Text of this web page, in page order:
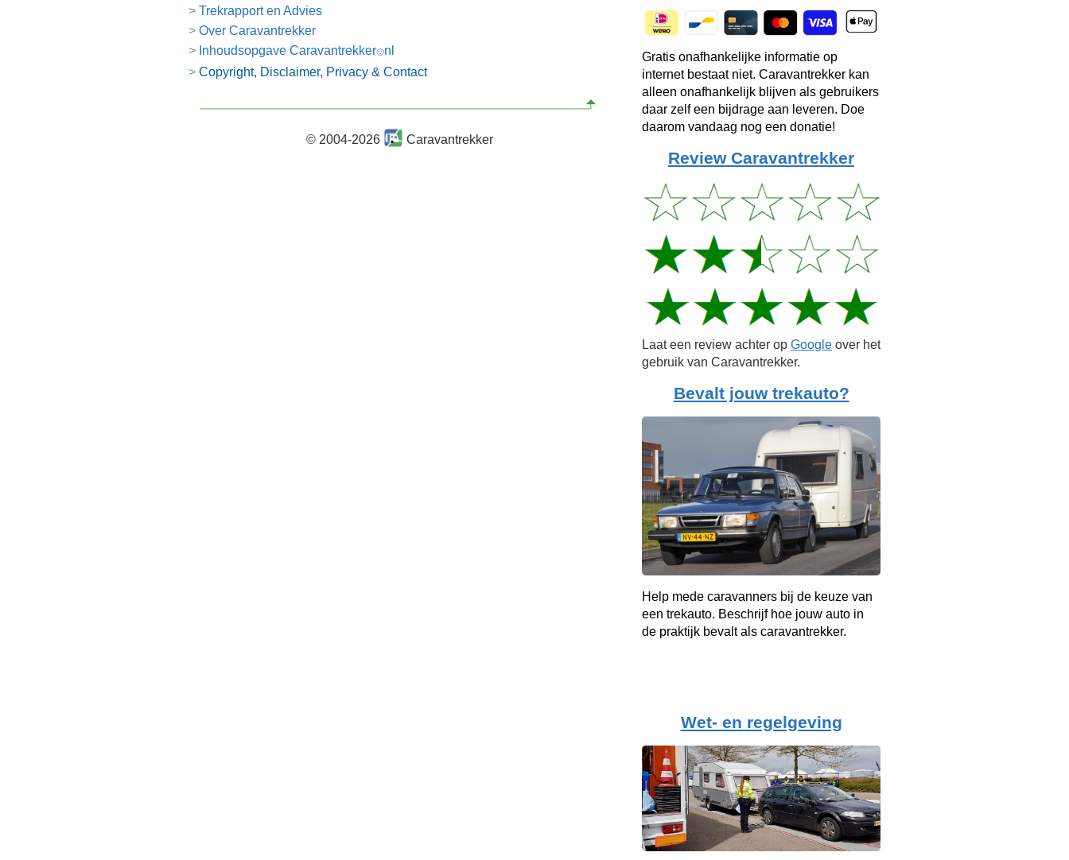
Gratis onafhankelijke informatie op
internet bestaat niet. Caravantrekker kan
alleen onafhankelijk blijven als gebruikers
daar zelf een bijdrage aan leveren. Doe
daarom vandaag nog een donatie!
Review Caravantrekker
Laat een review achter op Google over het
gebruik van Caravantrekker.
Bevalt jouw trekauto?
Help mede caravanners bij de keuze van
een trekauto. Beschrijf hoe jouw auto in
de praktijk bevalt als caravantrekker.
Wet- en regelgeving
Trekrapport en Advies
Over Caravantrekker
Inhoudsopgave Caravantrekker🙂nl
Copyright, Disclaimer, Privacy & Contact
© 2004-2026 Caravantrekker